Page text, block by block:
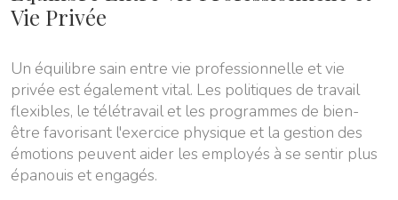
Vie Privée
Un équilibre sain entre vie professionnelle et vie
privée est également vital. Les politiques de travail
flexibles, le télétravail et les programmes de bien-
être favorisant l'exercice physique et la gestion des
émotions peuvent aider les employés à se sentir plus
épanouis et engagés.